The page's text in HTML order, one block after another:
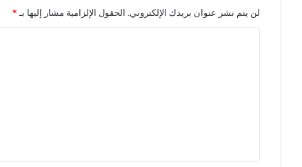
لن يتم نشر عنوان بريدك الإلكتروني. الحقول الإلزامية مشار إليها بـ *